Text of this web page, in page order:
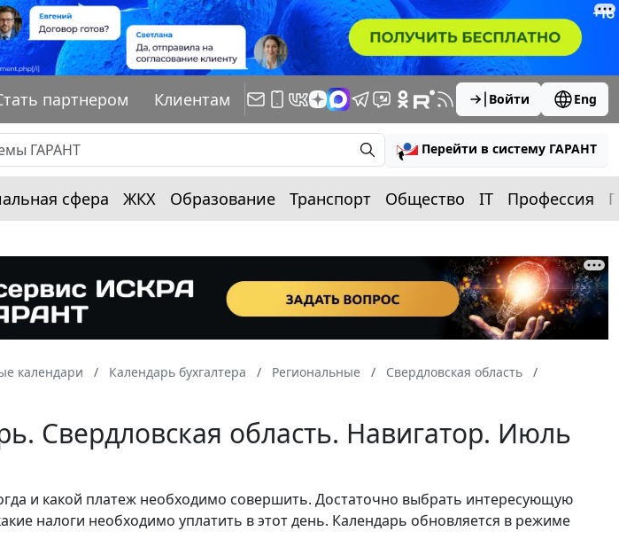
партнером Клиентам Войти Eng
Перейти в систему ГАРАНТ
сфера ЖКХ Образование Транспорт Общество IT Профессия
календари Календарь бухгалтера Региональные
Свердловская область
Свердловская область. Навигатор. Июль
и какой платеж необходимо совершить. Достаточно выбрать интересующую
налоги необходимо уплатить в этот день. Календарь обновляется в режиме